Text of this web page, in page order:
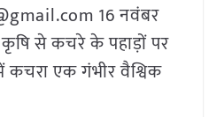
16 नवंबर
से कचरे के पहाड़ों पर
कचरा एक गंभीर वैश्विक